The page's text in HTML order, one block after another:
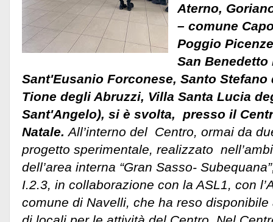
Aterno,
– comune
Poggio
San
Sant'Eusanio Forconese, Santo
Tione degli Abruzzi, Villa Santa Lucia
Sant'Angelo), si è svolta, presso il
Natale. All’interno del Centro, ormai da
progetto sperimentale, realizzato
dell’area interna “Gran Sasso-
I.2.3, in collaborazione con la ASL1, con
comune di Navelli, che ha reso